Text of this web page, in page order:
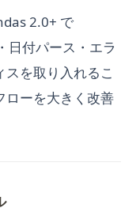
2.0+ で
日付パース・エラ
を取り入れるこ
ローを大きく改善